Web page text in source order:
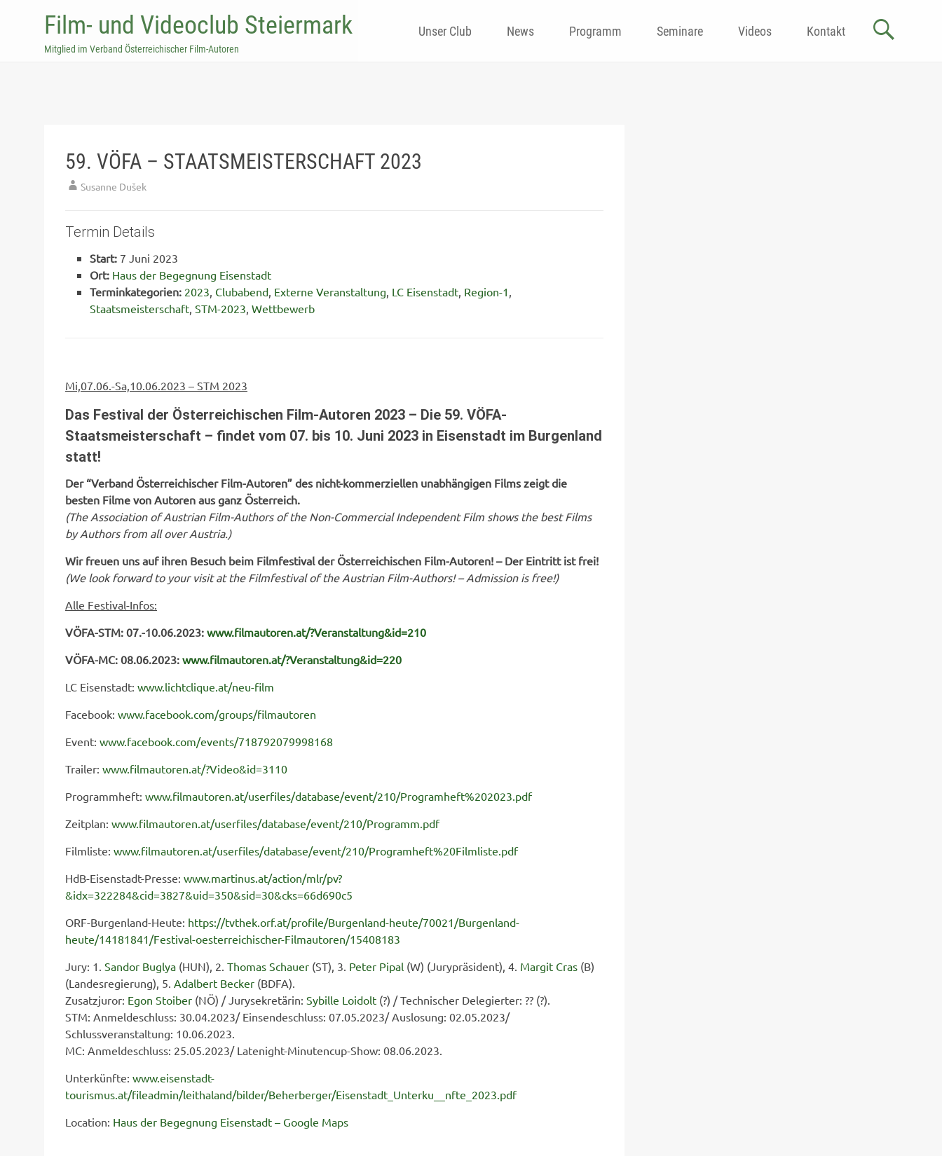
Film- und Videoclub Steiermark
Mitglied im Verband Österreichischer Film-Autoren
to
Unser Club News Programm Seminare Videos Kontakt
59. VÖFA – STAATSMEISTERSCHAFT 2023
Susanne Dušek
Termin Details
Start: 7 Juni 2023
Ort: Haus der Begegnung Eisenstadt
Terminkategorien: 2023, Clubabend, Externe Veranstaltung, LC Eisenstadt, Region-1 ,
Staatsmeisterschaft, STM-2023, Wettbewerb
Mi,07.06.-Sa,10.06.2023 – STM 2023
Das Festival der Österreichischen Film-Autoren 2023 – Die 59. VÖFA-
Staatsmeisterschaft – findet vom 07. bis 10. Juni 2023 in Eisenstadt im Burgenland
statt!
Der “Verband Österreichischer Film-Autoren” des nicht-kommerziellen unabhängigen Films zeigt die
besten Filme von Autoren aus ganz Österreich.
(The Association of Austrian Film-Authors of the Non-Commercial Independent Film shows the best Films
by Authors from all over Austria.)
Wir freuen uns auf ihren Besuch beim Filmfestival der Österreichischen Film-Autoren! – Der Eintritt ist frei!
(We look forward to your visit at the Filmfestival of the Austrian Film-Authors! – Admission is free!)
Alle Festival-Infos:
VÖFA-STM: 07.-10.06.2023: www.filmautoren.at/?Veranstaltung&id=210
VÖFA-MC: 08.06.2023: www.filmautoren.at/?Veranstaltung&id=220
LC Eisenstadt: www.lichtclique.at/neu-film
Facebook: www.facebook.com/groups/filmautoren
Event: www.facebook.com/events/718792079998168
Trailer: www.filmautoren.at/?Video&id=3110
Programmheft: www.filmautoren.at/userfiles/database/event/210/Programheft%202023.pdf
Zeitplan: www.filmautoren.at/userfiles/database/event/210/Programm.pdf
Filmliste: www.filmautoren.at/userfiles/database/event/210/Programheft%20Filmliste.pdf
HdB-Eisenstadt-Presse: www.martinus.at/action/mlr/pv?
&idx=322284&cid=3827&uid=350&sid=30&cks=66d690c5
ORF-Burgenland-Heute: https://tvthek.orf.at/profile/Burgenland-heute/70021/Burgenland-
heute/14181841/Festival-oesterreichischer-Filmautoren/15408183
Jury: 1. Sandor Buglya (HUN), 2. Thomas Schauer (ST), 3. Peter Pipal (W) (Jurypräsident), 4. Margit Cras (B)
(Landesregierung), 5. Adalbert Becker (BDFA).
Zusatzjuror: Egon Stoiber (NÖ) / Jurysekretärin: Sybille Loidolt (?) / Technischer Delegierter: ?? (?).
STM: Anmeldeschluss: 30.04.2023/ Einsendeschluss: 07.05.2023/ Auslosung: 02.05.2023/
Schlussveranstaltung: 10.06.2023.
MC: Anmeldeschluss: 25.05.2023/ Latenight-Minutencup-Show: 08.06.2023.
Unterkünfte: www.eisenstadt-
tourismus.at/fileadmin/leithaland/bilder/Beherberger/Eisenstadt_Unterku__nfte_2023.pdf
Location: Haus der Begegnung Eisenstadt – Google Maps